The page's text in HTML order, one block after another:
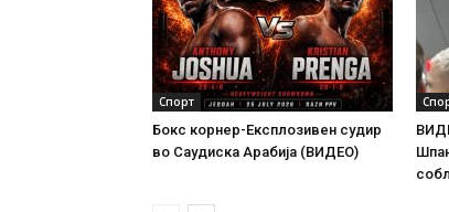
Спорт
Бокс корнер-Експлозивен судир
во Саудиска Арабија (ВИДЕО)